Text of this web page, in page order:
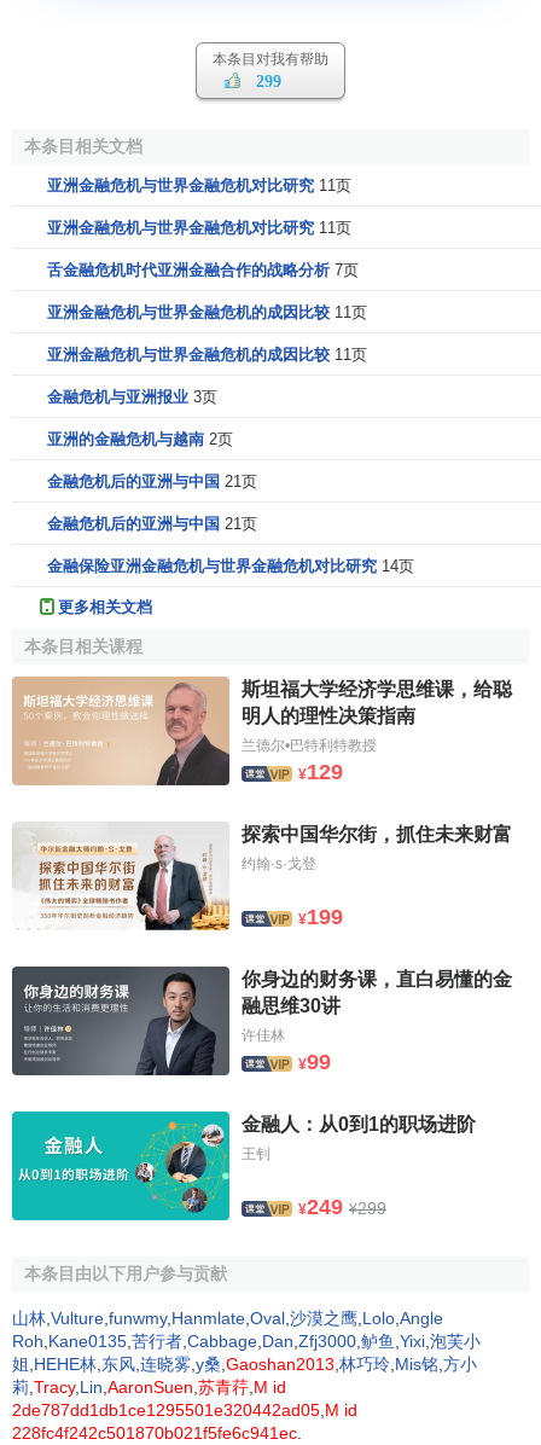
德的，道德根本不存在于这里，因为它有自己的游戏规则。
我是金融市场的参与者，我会按照已定的规则来玩这个游
从亚洲金融风暴这个事情来讲，我是否炒作对金融事件的发
生不会起任何作用。我不炒作它照样会发生。我并不觉得炒
重那些规则，关心这些规则。作为一个有道德和关心它们的
人，我希望确保这些规则，是有利于建立一个良好的社会
的，所以我主张改变某些规则。我认为一些规则需要改进。
为需要改良的这个规则也许正是事件发生的原因。” 众所周
知，索罗斯对泰铢的炒作是亚洲金融风暴的导火线。他是一
权，来达到他获得巨额资本的目的显然是卑劣的。
般认为可以分为直接触发因素、内在基础因素和世界经济因
素等几个方面。
1、直接触发因素包括
约有7万亿美元的流动国际资本。国际炒家一旦发现在哪个国
家或地区有利可图，马上会通过炒作冲击该国或地区的
币，以在短期内获取暴利。
资，一方面保持
固定汇率 ，一方面又扩大金融自由化，给国
际炒家提供了可乘之机。如泰国就在本国
之前，于1992年取消了对
动畅通无阻，为外国炒家炒作泰铢提供了条件。
（3）为了维持固定汇率制，这些国家长期动用外汇储备
来弥补逆差，导致外债 的增加。
（4）这些国家的外债结构不合理。在中期、
备又不足以弥补其不足，这个国家的
货币贬值便是不可避免
的了。
2、内在基础性因素包括
经济增长速度，是发展中国家的共同愿望。当高速增长的条
外债来维护经济增长。但由于经济发展的不顺利，到20世纪
90年代中期，亚洲有些国家已不具备还债能力。在东南亚国
家，房地产吹起的泡沫换来的只是
至于韩国，由于大企业从银行获得资金过于容易，造成一旦
本条目对我有帮助
299
本条目相关文档
亚洲金融危机与世界金融危机对比研究 11页
亚洲金融危机与世界金融危机对比研究 11页
舌金融危机时代亚洲金融合作的战略分析 7页
亚洲金融危机与世界金融危机的成因比较 11页
亚洲金融危机与世界金融危机的成因比较 11页
金融危机与亚洲报业 3页
亚洲的金融危机与越南 2页
金融危机后的亚洲与中国 21页
金融危机后的亚洲与中国 21页
金融保险亚洲金融危机与世界金融危机对比研究 14页
更多相关文档
本条目相关课程
斯坦福大学经济学思维课，给聪
明人的理性决策指南
兰德尔•巴特利特教授
¥129
探索中国华尔街，抓住未来财富
约翰·s·戈登
¥199
你身边的财务课，直白易懂的金
融思维30讲
许佳林
¥99
金融人：从0到1的职场进阶
王钊
¥249 ¥299
本条目由以下用户参与贡献
山林 Vulture funwmy, Hanmlate Oval 沙漠之鹰 Lolo Angle
Roh Kane0135 苦行者 Cabbage Dan Zfj3000 鲈鱼 Yixi 泡芙小
姐 HEHE林 东风 连晓雾 y桑 Gaoshan2013 林巧玲 Mis铭 方小
莉 Tracy, Lin AaronSuen 苏青荇 M id
2de787dd1db1ce1295501e320442ad05 M id
228fc4f242c501870b021f5fe6c941ec